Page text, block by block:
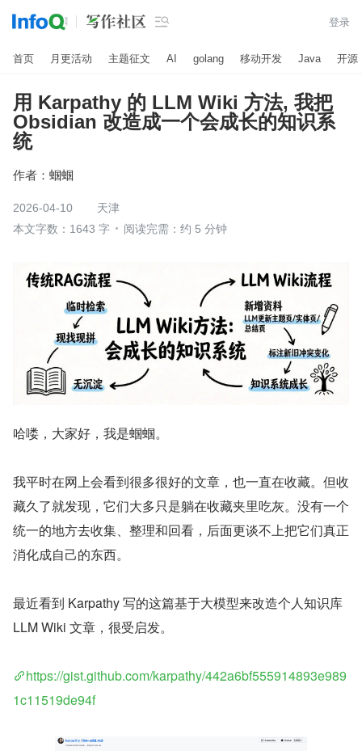
 登录
首页 月更活动 主题征文 AI golang 移动开发 Java 开源
用 Karpathy 的 LLM Wiki 方法, 我把
Obsidian 改造成一个会成长的知识系
统
作者： 蝈蝈
2026-04-10
天津
本文字数：1643 字
阅读完需：约 5 分钟
哈喽，大家好，我是蝈蝈。
我平时在网上会看到很多很好的文章，也一直在收藏。但收
藏久了就发现，它们大多只是躺在收藏夹里吃灰。没有一个
统一的地方去收集、整理和回看，后面更谈不上把它们真正
消化成自己的东西。
最近看到 Karpathy 写的这篇基于大模型来改造个人知识库
LLM Wiki 文章，很受启发。
https://gist.github.com/karpathy/442a6bf555914893e989
1c11519de94f